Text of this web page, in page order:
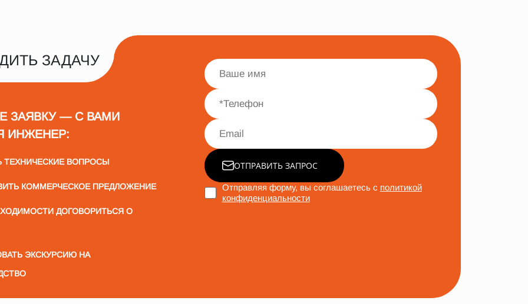
ЗАДАЧУ
ЗАЯВКУ — С ВАМИ
ИНЖЕНЕР:
ТЕХНИЧЕСКИЕ ВОПРОСЫ
КОММЕРЧЕСКОЕ ПРЕДЛОЖЕНИЕ
ДОГОВОРИТЬСЯ О
ЭКСКУРСИЮ НА
ОТПРАВИТЬ ЗАПРОС
Отправляя форму, вы соглашаетесь с политикой
конфиденциальности